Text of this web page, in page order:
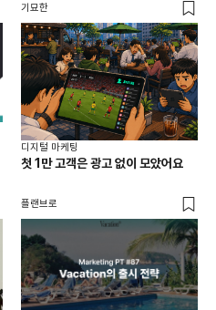
기묘한
디지털 마케팅
첫 1만 고객은 광고 없이 모았어요
플랜브로